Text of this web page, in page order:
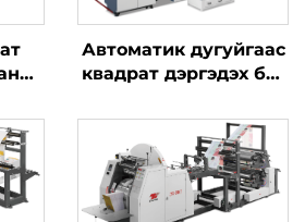
Автоматик дугуйгаас
квадрат дэргэдэх баг
машин